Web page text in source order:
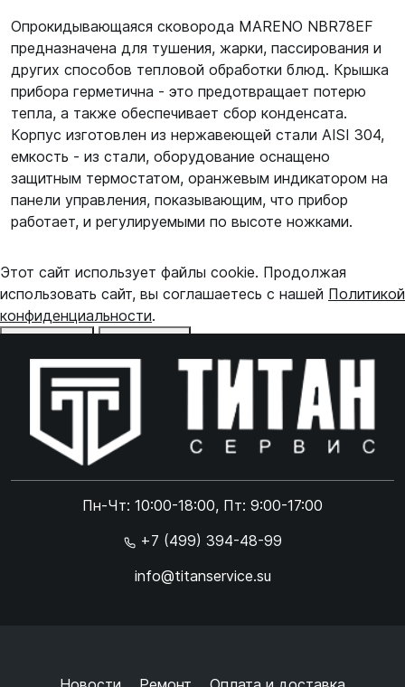
Опрокидывающаяся сковорода MARENO NBR78EF
предназначена для тушения, жарки, пассирования и
других способов тепловой обработки блюд. Крышка
прибора герметична - это предотвращает потерю
тепла, а также обеспечивает сбор конденсата.
Корпус изготовлен из нержавеющей стали AISI 304,
емкость - из стали, оборудование оснащено
защитным термостатом, оранжевым индикатором на
панели управления, показывающим, что прибор
работает, и регулируемыми по высоте ножками.
Пн-Чт: 10:00-18:00, Пт: 9:00-17:00
+7 (499) 394-48-99
info@titanservice.su
Этот сайт использует файлы cookie. Продолжая
использовать сайт, вы соглашаетесь с нашей Политикой
конфиденциальности.
Online чат
Online чат